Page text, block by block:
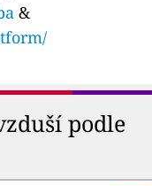
&
podle